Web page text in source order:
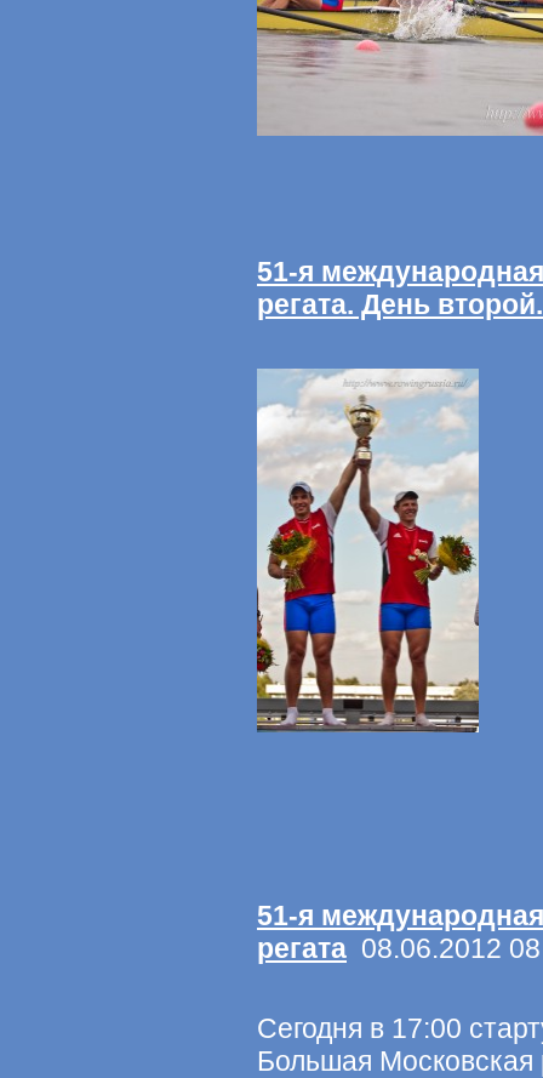
51-я
регата. День второй.
51-я
регата 08.06.2012
Сегодня в 17:00
Большая Московская